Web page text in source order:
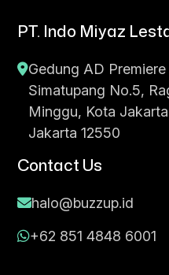
PT. Indo Miyaz
Gedung AD
Simatupang No.5,
Minggu, Kota
Jakarta 12550
Contact Us
halo@buzzup.id
+62 851 4848 6001